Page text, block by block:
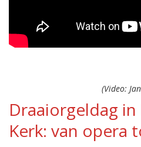
(Video:
Draaiorgeldag
Kerk: van opera